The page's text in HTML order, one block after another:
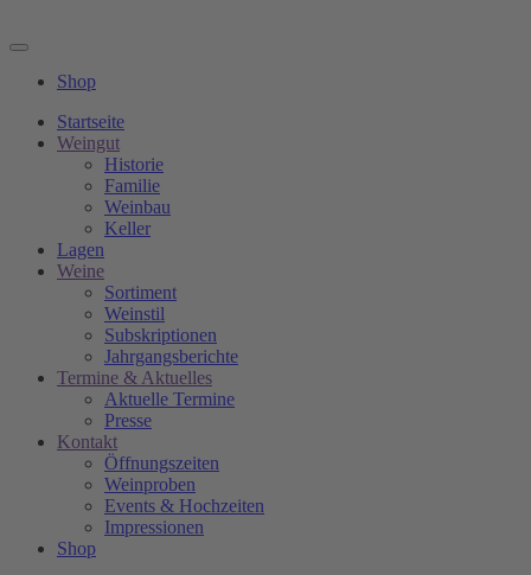
Shop
Startseite
Weingut
Historie
Familie
Weinbau
Keller
Lagen
Weine
Sortiment
Weinstil
Subskriptionen
Jahrgangsberichte
Termine & Aktuelles
Aktuelle Termine
Presse
Kontakt
Öffnungszeiten
Weinproben
Events & Hochzeiten
Impressionen
Shop